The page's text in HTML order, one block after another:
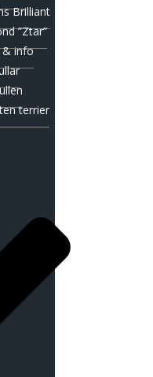
Brilliant
”Ztar”
& info
terrier